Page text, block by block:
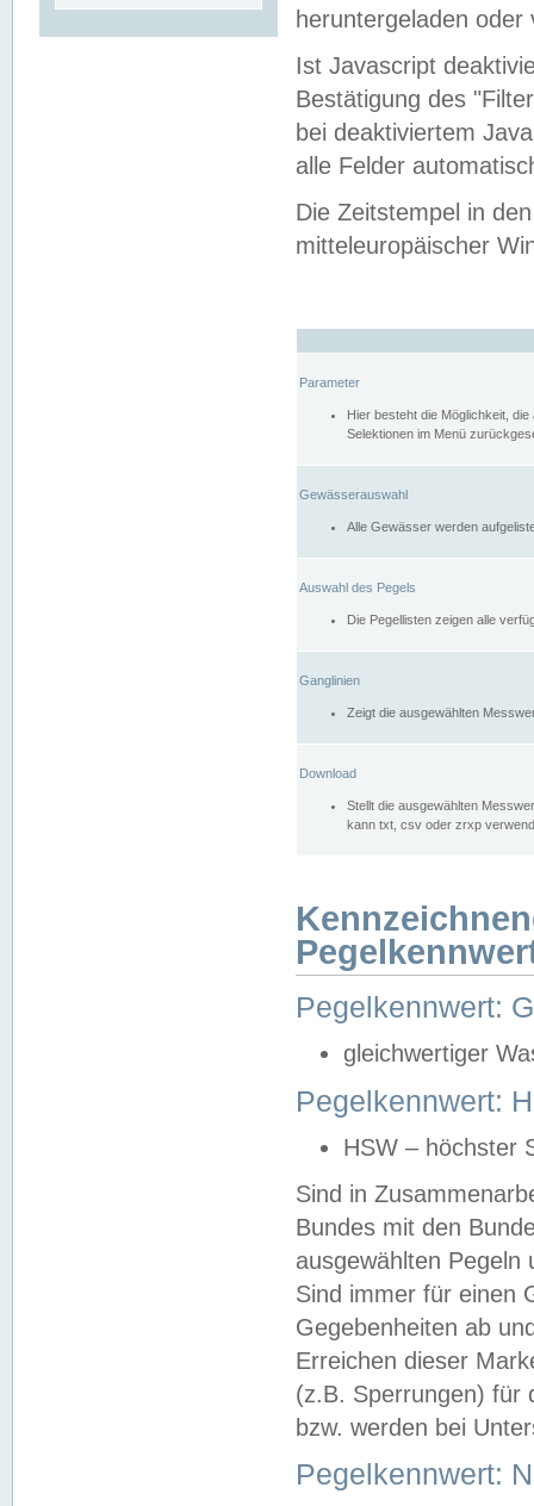
heruntergeladen oder
Ist Javascript
Bestätigung des
bei deaktiviertem
alle Felder
Die Zeitstempel in
mitteleuropäischer
Parameter
Hier besteht die Möglichkeit,
Selektionen im Menü
Gewässerauswahl
Alle Gewässer werden
Auswahl des Pegels
Die Pegellisten zeigen alle
Ganglinien
Zeigt die ausgewählten
Download
Stellt die ausgewählten
kann txt, csv oder zrxp
Pegelkennwert:
gleichwertiger
Pegelkennwert:
HSW – höchster
Sind in
Bundes mit den
ausgewählten
Sind immer für einen
Gegebenheiten ab
Erreichen dieser
(z.B. Sperrungen) für
bzw. werden bei
Pegelkennwert: